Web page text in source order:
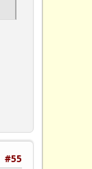
#55